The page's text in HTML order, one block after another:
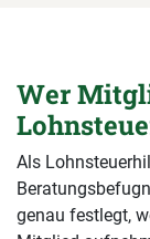
Wer
Als
genau festlegt,